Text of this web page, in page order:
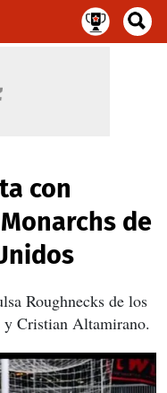
con
de
Roughnecks de los
y Cristian Altamirano.